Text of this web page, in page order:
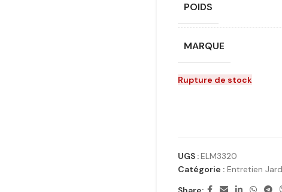
POIDS
MARQUE
Rupture de stock
UGS :ELM3320
Catégorie : Entretien